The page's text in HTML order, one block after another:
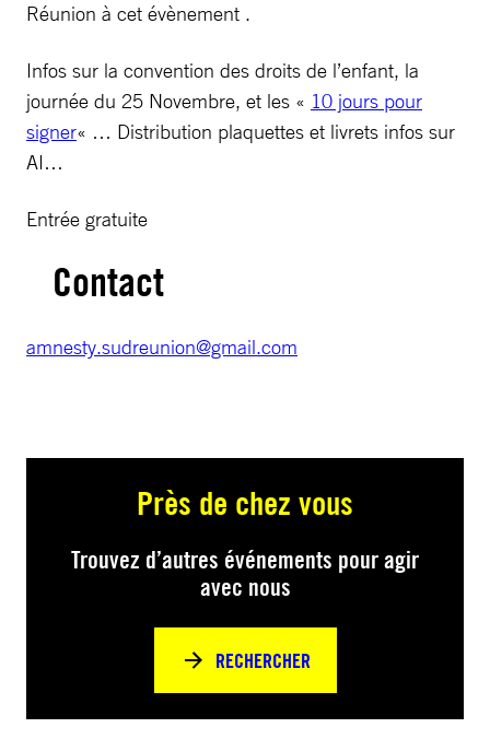
Réunion à cet évènement .
Infos sur la convention des droits de l’enfant, la
journée du 25 Novembre, et les « 10 jours pour
signer« … Distribution plaquettes et livrets infos sur
AI…
Entrée gratuite
Contact
amnesty.sudreunion@gmail.com
Près de chez vous
Trouvez d’autres événements pour agir
avec nous
RECHERCHER